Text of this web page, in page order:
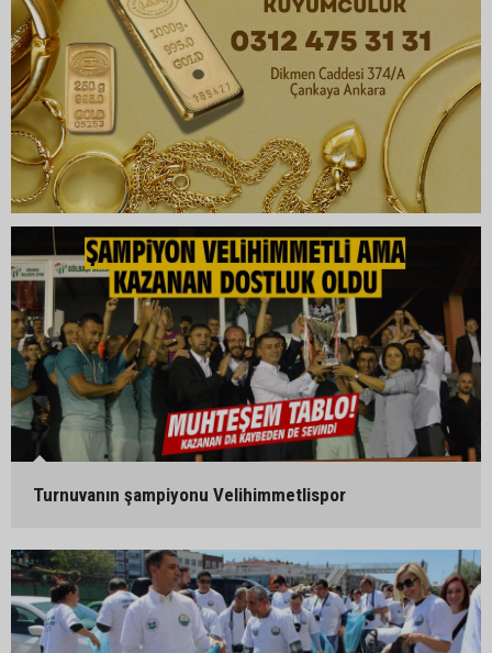
Turnuvanın şampiyonu Velihimmetlispor